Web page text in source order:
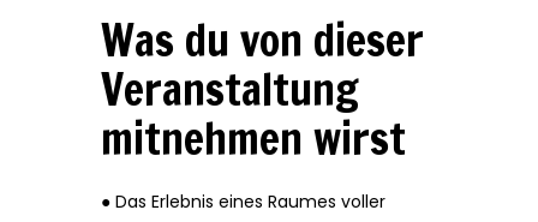
Was du von dieser
Veranstaltung
mitnehmen wirst
● Das Erlebnis eines Raumes voller